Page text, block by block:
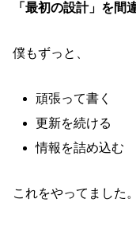
「最初の設計」を間
僕もずっと、
頑張って書く
更新を続ける
情報を詰め込む
これをやってました。